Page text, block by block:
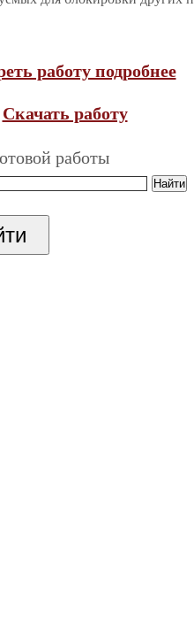
работу подробнее
Скачать работу
работы